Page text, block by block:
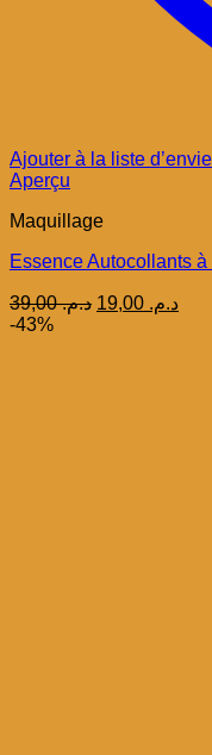
Ajouter à la liste
Aperçu
Maquillage
Essence Autocollants
د.م.39,00
Le
د.م.Le
-43%